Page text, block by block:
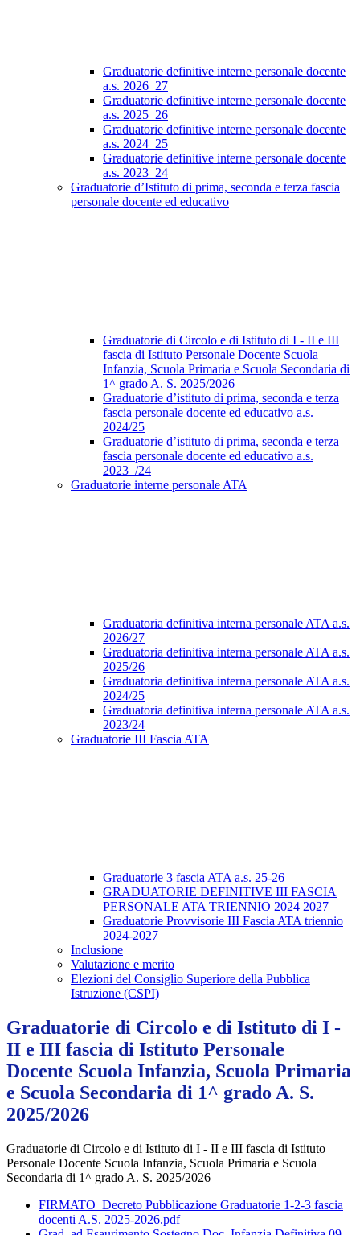
Graduatorie definitive interne personale docente
a.s. 2026_27
Graduatorie definitive interne personale docente
a.s. 2025_26
Graduatorie definitive interne personale docente
a.s. 2024_25
Graduatorie definitive interne personale docente
a.s. 2023_24
Graduatorie d’Istituto di prima, seconda e terza fascia
personale docente ed educativo
Graduatorie di Circolo e di Istituto di I - II e III
fascia di Istituto Personale Docente Scuola
Infanzia, Scuola Primaria e Scuola Secondaria di
1^ grado A. S. 2025/2026
Graduatorie d’istituto di prima, seconda e terza
fascia personale docente ed educativo a.s.
2024/25
Graduatorie d’istituto di prima, seconda e terza
fascia personale docente ed educativo a.s.
2023_/24
Graduatorie interne personale ATA
Graduatoria definitiva interna personale ATA a.s.
2026/27
Graduatoria definitiva interna personale ATA a.s.
2025/26
Graduatoria definitiva interna personale ATA a.s.
2024/25
Graduatoria definitiva interna personale ATA a.s.
2023/24
Graduatorie III Fascia ATA
Graduatorie 3 fascia ATA a.s. 25-26
GRADUATORIE DEFINITIVE III FASCIA
PERSONALE ATA TRIENNIO 2024 2027
Graduatorie Provvisorie III Fascia ATA triennio
2024-2027
Inclusione
Valutazione e merito
Elezioni del Consiglio Superiore della Pubblica
Istruzione (CSPI)
Graduatorie di Circolo e di Istituto di I -
II e III fascia di Istituto Personale
Docente Scuola Infanzia, Scuola Primaria
e Scuola Secondaria di 1^ grado A. S.
2025/2026
Graduatorie di Circolo e di Istituto di I - II e III fascia di Istituto
Personale Docente Scuola Infanzia, Scuola Primaria e Scuola
Secondaria di 1^ grado A. S. 2025/2026
FIRMATO_Decreto Pubblicazione Graduatorie 1-2-3 fascia
docenti A.S. 2025-2026.pdf